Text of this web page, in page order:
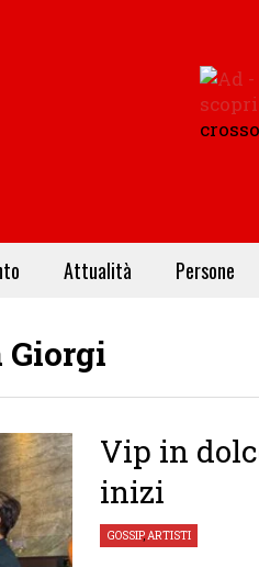
Attualità Persone
Giorgi
Vip in
inizi
GOSSIP,ARTISTI